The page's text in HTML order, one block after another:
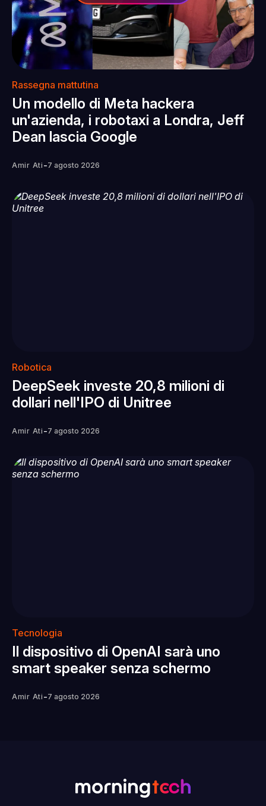
Rassegna mattutina
Un modello di Meta hackera
un'azienda, i robotaxi a Londra, Jeff
Dean lascia Google
Amir Ati -7 agosto 2026
Robotica
DeepSeek investe 20,8 milioni di
dollari nell'IPO di Unitree
Amir Ati -7 agosto 2026
Tecnologia
Il dispositivo di OpenAI sarà uno
smart speaker senza schermo
Amir Ati -7 agosto 2026